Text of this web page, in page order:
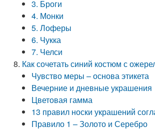
3. Броги
4. Монки
5. Лоферы
6. Чукка
7. Челси
Как сочетать синий костюм с
Чувство меры – основа этикета
Вечерние и дневные украшения
Цветовая гамма
13 правил носки украшений
Правило 1 – Золото и Серебро